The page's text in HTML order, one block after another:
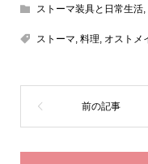
ストーマ装具と日常生活,
ストーマ, 料理, オストメ